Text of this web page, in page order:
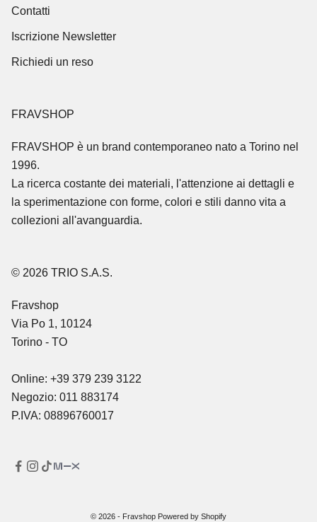
Contatti
Iscrizione Newsletter
Richiedi un reso
FRAVSHOP
FRAVSHOP è un brand contemporaneo nato a Torino nel
1996.
La ricerca costante dei materiali, l'attenzione ai dettagli e
la sperimentazione con forme, colori e stili danno vita a
collezioni all'avanguardia.
© 2026 TRIO S.A.S.
Fravshop
Via Po 1, 10124
Torino - TO
Online: +39 379 239 3122
Negozio: 011 883174
P.IVA: 08896760017
© 2026 - Fravshop Powered by Shopify